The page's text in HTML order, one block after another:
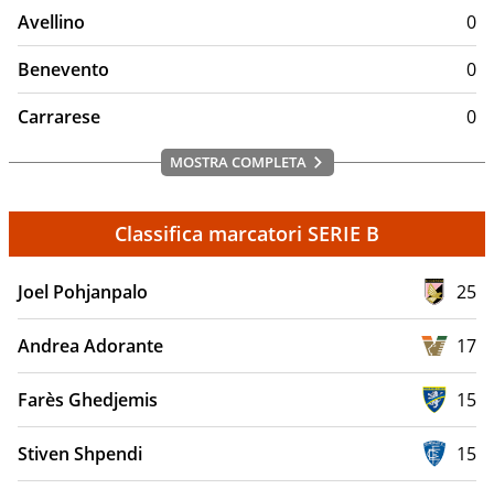
Avellino
0
Benevento
0
Carrarese
0
MOSTRA COMPLETA
Classifica marcatori SERIE B
Joel Pohjanpalo 25
Andrea Adorante 17
Farès Ghedjemis 15
Stiven Shpendi 15